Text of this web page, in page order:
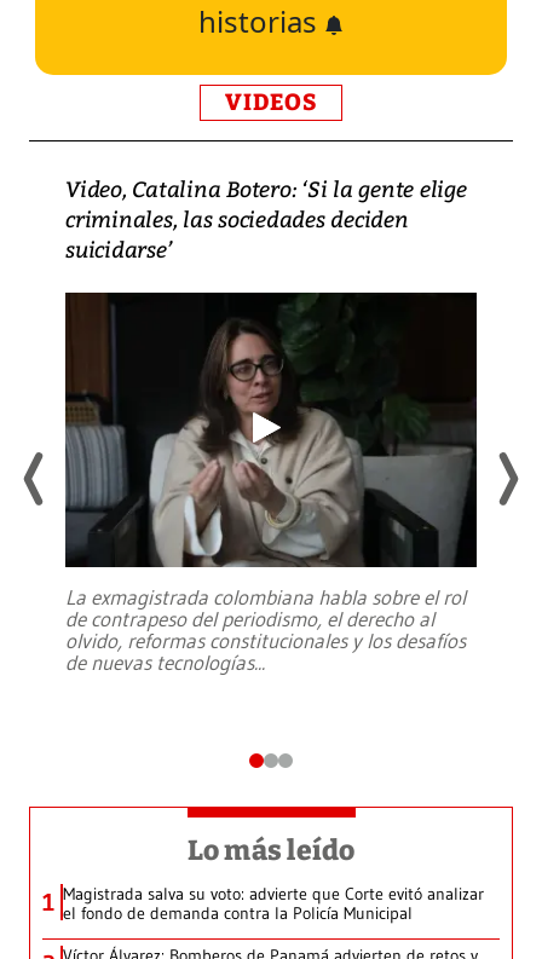
historias
VIDEOS
Video, Catalina Botero: ‘Si la gente elige
criminales, las sociedades deciden
suicidarse’
La exmagistrada colombiana habla sobre el rol
de contrapeso del periodismo, el derecho al
olvido, reformas constitucionales y los desafíos
de nuevas tecnologías...
Lo más leído
1 Magistrada salva su voto: advierte que Corte evitó analizar
el fondo de demanda contra la Policía Municipal